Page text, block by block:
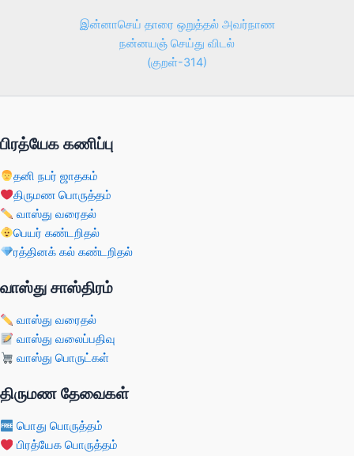
இன்னாசெய் தாரை ஒறுத்தல் அவர்நாண
நன்னயஞ் செய்து விடல்
(குறள்-314)
பிரத்யேக கணிப்பு
தனி நபர் ஜாதகம்
திருமண பொருத்தம்
வாஸ்து வரைதல்
பெயர் கண்டறிதல்
ரத்தினக் கல் கண்டறிதல்
வாஸ்து சாஸ்திரம்
வாஸ்து வரைதல்
வாஸ்து வலைப்பதிவு
வாஸ்து பொருட்கள்
திருமண தேவைகள்
பொது பொருத்தம்
பிரத்யேக பொருத்தம்